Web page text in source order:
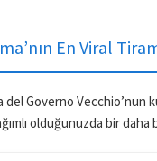
En Viral
del Governo
olduğunuzda bir